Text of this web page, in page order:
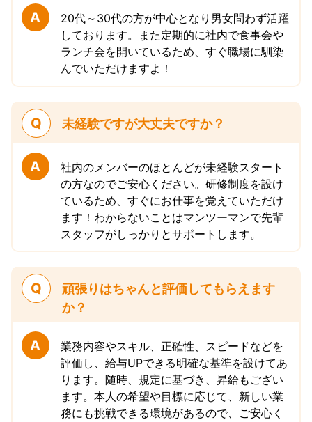
A
20代～30代の方が中心となり男女問わず活躍
しております。また定期的に社内で食事会や
ランチ会を開いているため、すぐ職場に馴染
んでいただけますよ！
Q 未経験ですが大丈夫ですか？
A
社内のメンバーのほとんどが未経験スタート
の方なのでご安心ください。研修制度を設け
ているため、すぐにお仕事を覚えていただけ
ます！わからないことはマンツーマンで先輩
スタッフがしっかりとサポートします。
Q
頑張りはちゃんと評価してもらえます
か？
A
業務内容やスキル、正確性、スピードなどを
評価し、給与UPできる明確な基準を設けてあ
ります。随時、規定に基づき、昇給もござい
ます。本人の希望や目標に応じて、新しい業
務にも挑戦できる環境があるので、ご安心く